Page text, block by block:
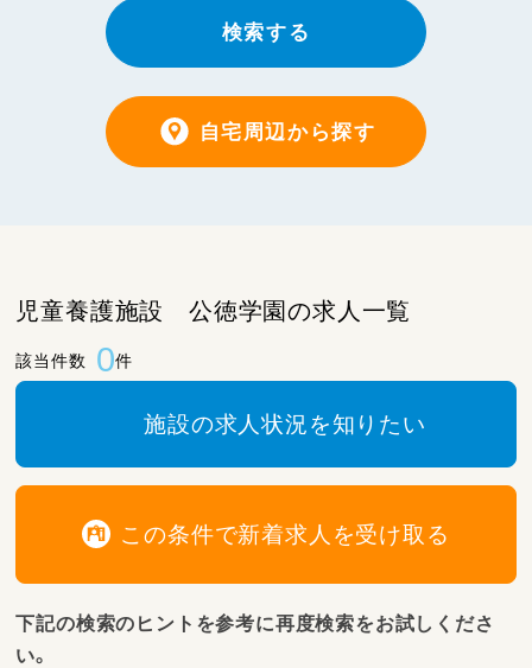
検索する
自宅周辺から探す
児童養護施設 公徳学園の求人一覧
該当件数 0件
施設の求人状況を知りたい
この条件で新着求人を受け取る
下記の検索のヒントを参考に再度検索をお試しくださ
い。